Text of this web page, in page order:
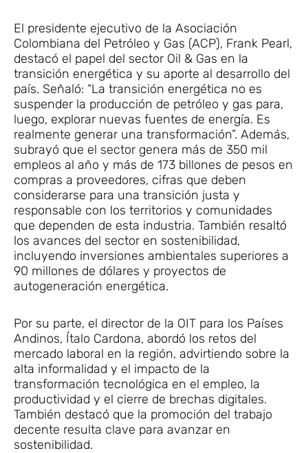
El presidente ejecutivo de la Asociación
Colombiana del Petróleo y Gas (ACP), Frank Pearl,
destacó el papel del sector Oil & Gas en la
transición energética y su aporte al desarrollo del
país. Señaló: “La transición energética no es
suspender la producción de petróleo y gas para,
luego, explorar nuevas fuentes de energía. Es
realmente generar una transformación”. Además,
subrayó que el sector genera más de 350 mil
empleos al año y más de 173 billones de pesos en
compras a proveedores, cifras que deben
considerarse para una transición justa y
responsable con los territorios y comunidades
que dependen de esta industria. También resaltó
los avances del sector en sostenibilidad,
incluyendo inversiones ambientales superiores a
90 millones de dólares y proyectos de
autogeneración energética.
Por su parte, el director de la OIT para los Países
Andinos, Ítalo Cardona, abordó los retos del
mercado laboral en la región, advirtiendo sobre la
alta informalidad y el impacto de la
transformación tecnológica en el empleo, la
productividad y el cierre de brechas digitales.
También destacó que la promoción del trabajo
decente resulta clave para avanzar en
sostenibilidad.